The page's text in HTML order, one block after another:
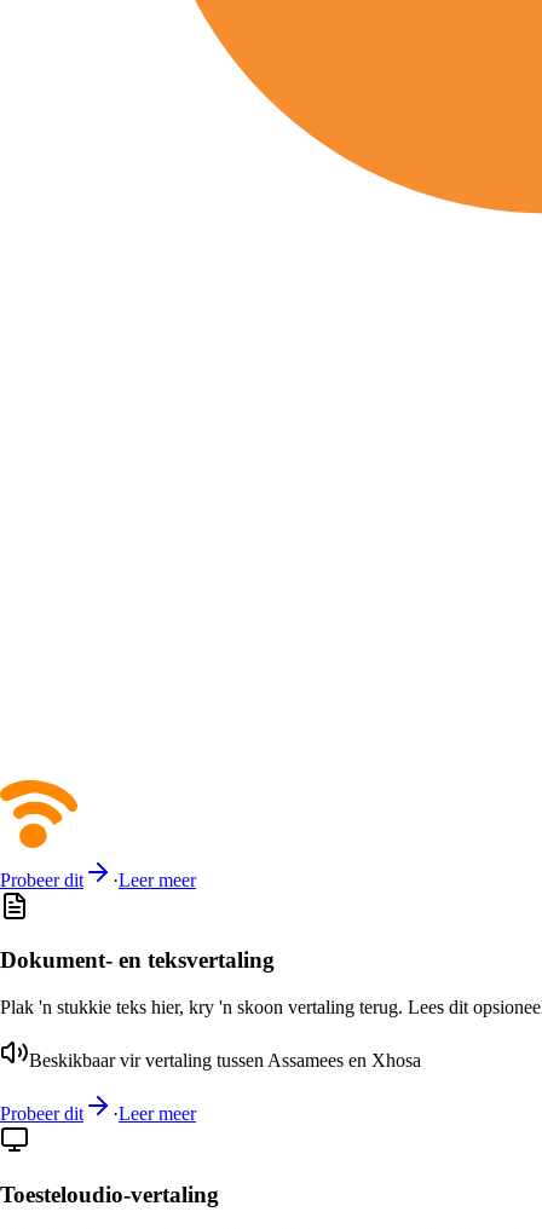
Probeer dit ·Leer meer
Dokument- en teksvertaling
Plak 'n stukkie teks hier, kry 'n skoon vertaling terug. Lees dit
Beskikbaar vir vertaling tussen Assamees en Xhosa
Probeer dit ·Leer meer
Toesteloudio-vertaling